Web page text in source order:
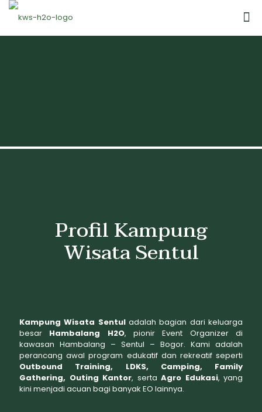
Profil Kampung
Wisata Sentul
Kampung Wisata Sentuladalah bagian dari keluarga
besar Hambalang H2O, pionir Event Organizer di
kawasan Hambalang – Sentul – Bogor. Kami adalah
perancang awal program edukatif dan rekreatif seperti
Outbound Training, LDKS, Camping, Family
Gathering, Outing Kantor, serta Agro Edukasi, yang
kini menjadi acuan bagi banyak EO lainnya.